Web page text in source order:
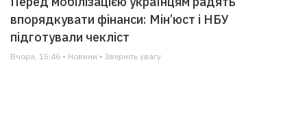
впорядкувати фінанси: Мін’юст і НБУ
підготували чекліст
Вчора, 15:46 • Новини • Зверніть увагу